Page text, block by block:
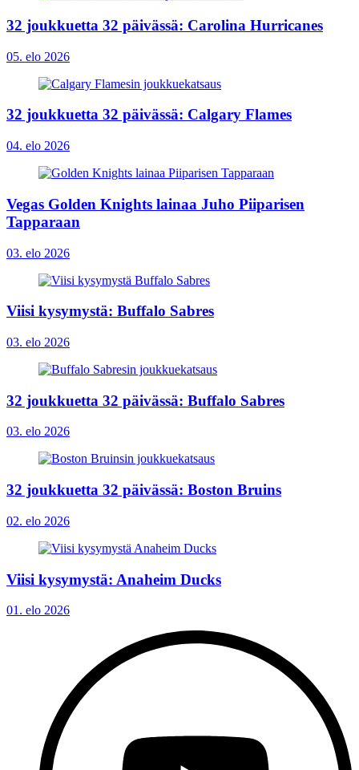
32 joukkuetta 32 päivässä: Carolina Hurricanes
05. elo 2026
32 joukkuetta 32 päivässä: Calgary Flames
04. elo 2026
Vegas Golden Knights lainaa Juho Piiparisen
Tapparaan
03. elo 2026
Viisi kysymystä: Buffalo Sabres
03. elo 2026
32 joukkuetta 32 päivässä: Buffalo Sabres
03. elo 2026
32 joukkuetta 32 päivässä: Boston Bruins
02. elo 2026
Viisi kysymystä: Anaheim Ducks
01. elo 2026